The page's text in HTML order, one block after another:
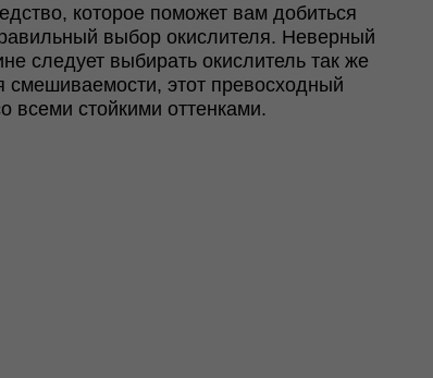
которое поможет вам добиться
выбор окислителя. Неверный
следует выбирать окислитель так же
смешиваемости, этот превосходный
всеми стойкими оттенками.